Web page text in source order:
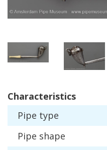
Characteristics
Pipe type
Pipe shape